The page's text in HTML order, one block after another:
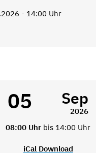
- 14:00 Uhr
05 Sep
2026
08:00 Uhr bis 14:00 Uhr
iCal Download